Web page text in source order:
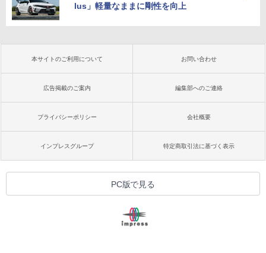
lus」軽量なままに剛性を向上
本サイトのご利用について お問い合わせ
広告掲載のご案内 編集部へのご連絡
プライバシーポリシー 会社概要
インプレスグループ 特定商取引法に基づく表示
PC版で見る